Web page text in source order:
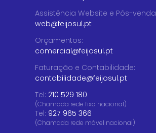
Assistência Website e Pós-venda
web@feijosul.pt
Orçamentos:
comercial@feijosul.pt
Faturação e Contabilidade:
contabilidade@feijosul.pt
Tel: 210 529 180
(Chamada rede fixa nacional)
Tel: 927 965 366
(Chamada rede móvel nacional)